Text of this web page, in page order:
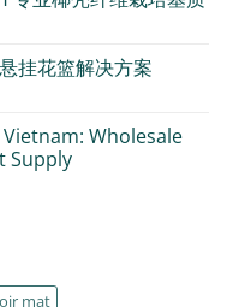
挂花篮解决方案
Wholesale
Supply
mat